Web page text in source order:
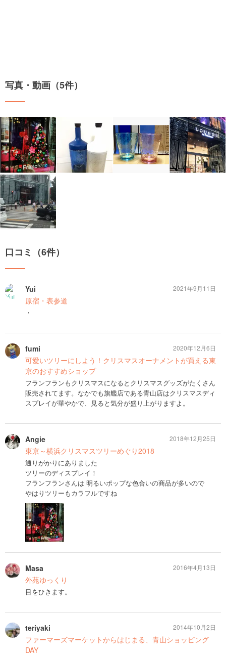
写真・動画（5件）
口コミ（6件）
Yui
原宿・表参道
・
2021年9月11日
fumi
可愛いツリーにしよう！クリスマスオーナメントが買える東
京のおすすめショップ
フランフランもクリスマスになるとクリスマスグッズがたくさん
販売されてます。なかでも旗艦店である青山店はクリスマスディ
スプレイが華やかで、見ると気分が盛り上がりますよ。
2020年12月6日
Angie
東京～横浜クリスマスツリーめぐり2018
通りがかりにありました
ツリーのディスプレイ！
フランフランさんは 明るいポップな色合いの商品が多いので
やはりツリーもカラフルですね
2018年12月25日
Masa
外苑ゆっくり
目をひきます。
2016年4月13日
teriyaki
ファーマーズマーケットからはじまる、青山ショッピング
DAY
2014年10月2日